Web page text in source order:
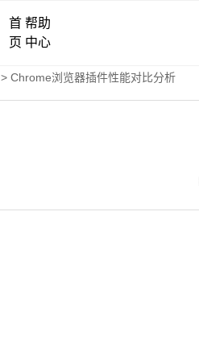
首
页
帮助
中心
> Chrome浏览器插件性能对比分析